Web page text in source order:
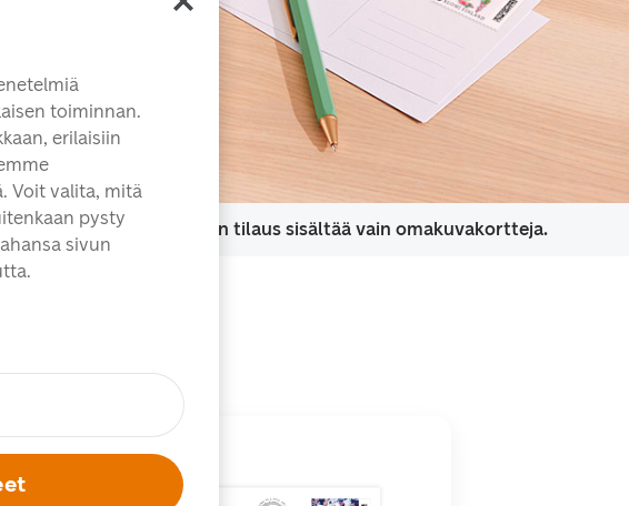
toimituskulua, kun tilaus sisältää vain omakuvakortteja.
toiminnan.
erilaisiin
Voit valita, mitä
pysty
sivun